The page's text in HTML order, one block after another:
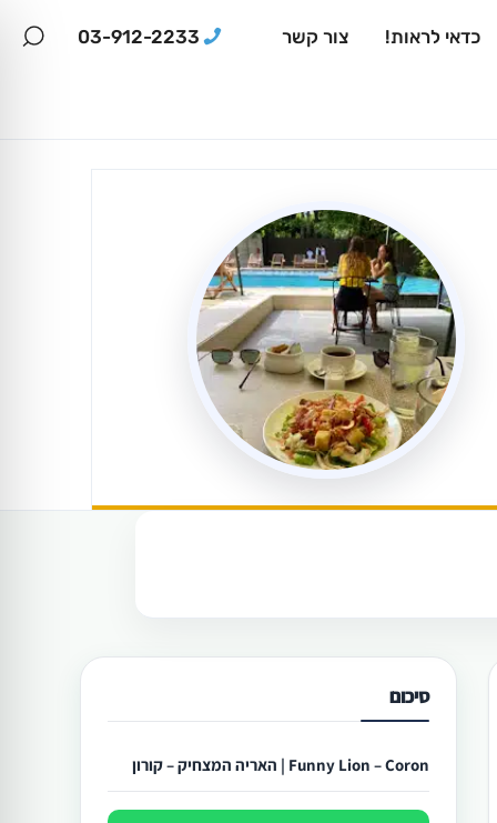
כדאי לראות! צור קשר 03-912-2233
סיכום
Funny Lion – Coron | האריה המצחיק – קורון